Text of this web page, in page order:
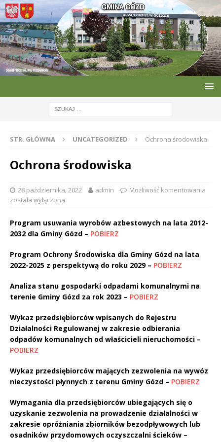
STR. GŁÓWNA UNCATEGORIZED Ochrona środowiska
Ochrona środowiska
28 października, 2022 admin
Możliwość komentowania
została wyłączona
Program usuwania wyrobów azbestowych na lata 2012-
2032 dla Gminy Gózd – POBIERZ
Program Ochrony Środowiska dla Gminy Gózd na lata
2022-2025 z perspektywą do roku 2029 – POBIERZ
Analiza stanu gospodarki odpadami komunalnymi na
terenie Gminy Gózd za rok 2023 – POBIERZ
Wykaz przedsiębiorców wpisanych do Rejestru
Działalności Regulowanej w zakresie odbierania
odpadów komunalnych od właścicieli nieruchomości –
POBIERZ
Wykaz przedsiębiorców mających zezwolenia na wywóz
nieczystości płynnych z terenu Gminy Gózd – POBIERZ
Wymagania dla przedsiębiorców ubiegających się o
uzyskanie zezwolenia na prowadzenie działalności w
zakresie opróżniania zbiorników bezodpływowych lub
osadników przydomowych oczyszczalni ścieków –